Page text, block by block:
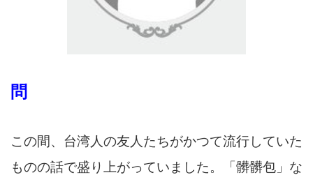
問
この間、台湾人の友人たちがかつて流行していた
ものの話で盛り上がっていました。
「髒髒包 」 な